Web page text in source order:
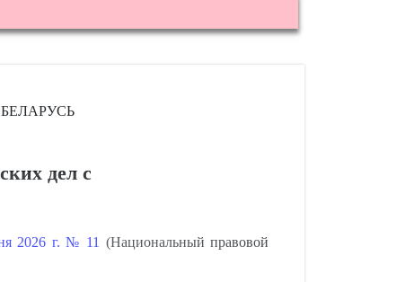
дел с
2026 г. № 11 (Национальный правовой